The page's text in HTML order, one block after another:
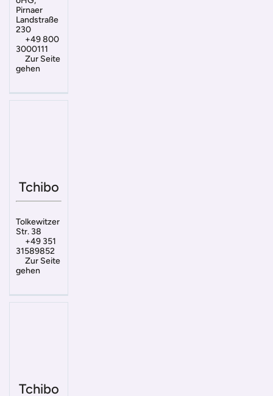
Pirnaer
Landstraße
230
+49 800
3000111
Zur Seite
gehen
Tchibo
Tolkewitzer
Str. 38
+49 351
31589852
Zur Seite
gehen
Tchibo